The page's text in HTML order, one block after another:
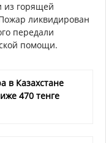
горящей
ликвидирован
передали
помощи.
в Казахстане
470 тенге